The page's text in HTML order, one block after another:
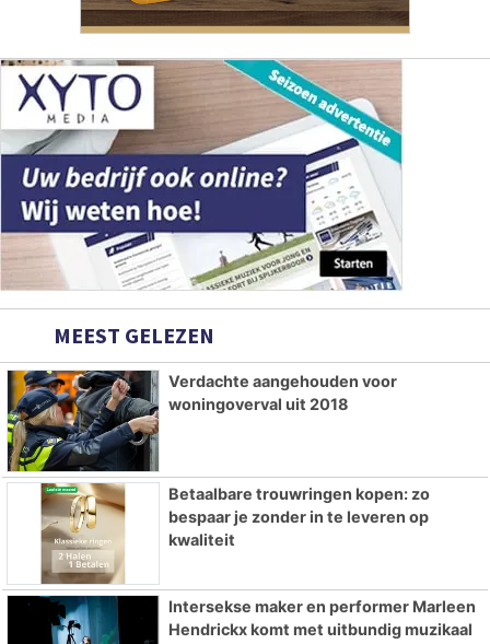
MEEST GELEZEN
Verdachte aangehouden voor
woningoverval uit 2018
Betaalbare trouwringen kopen: zo
bespaar je zonder in te leveren op
kwaliteit
Intersekse maker en performer Marleen
Hendrickx komt met uitbundig muzikaal